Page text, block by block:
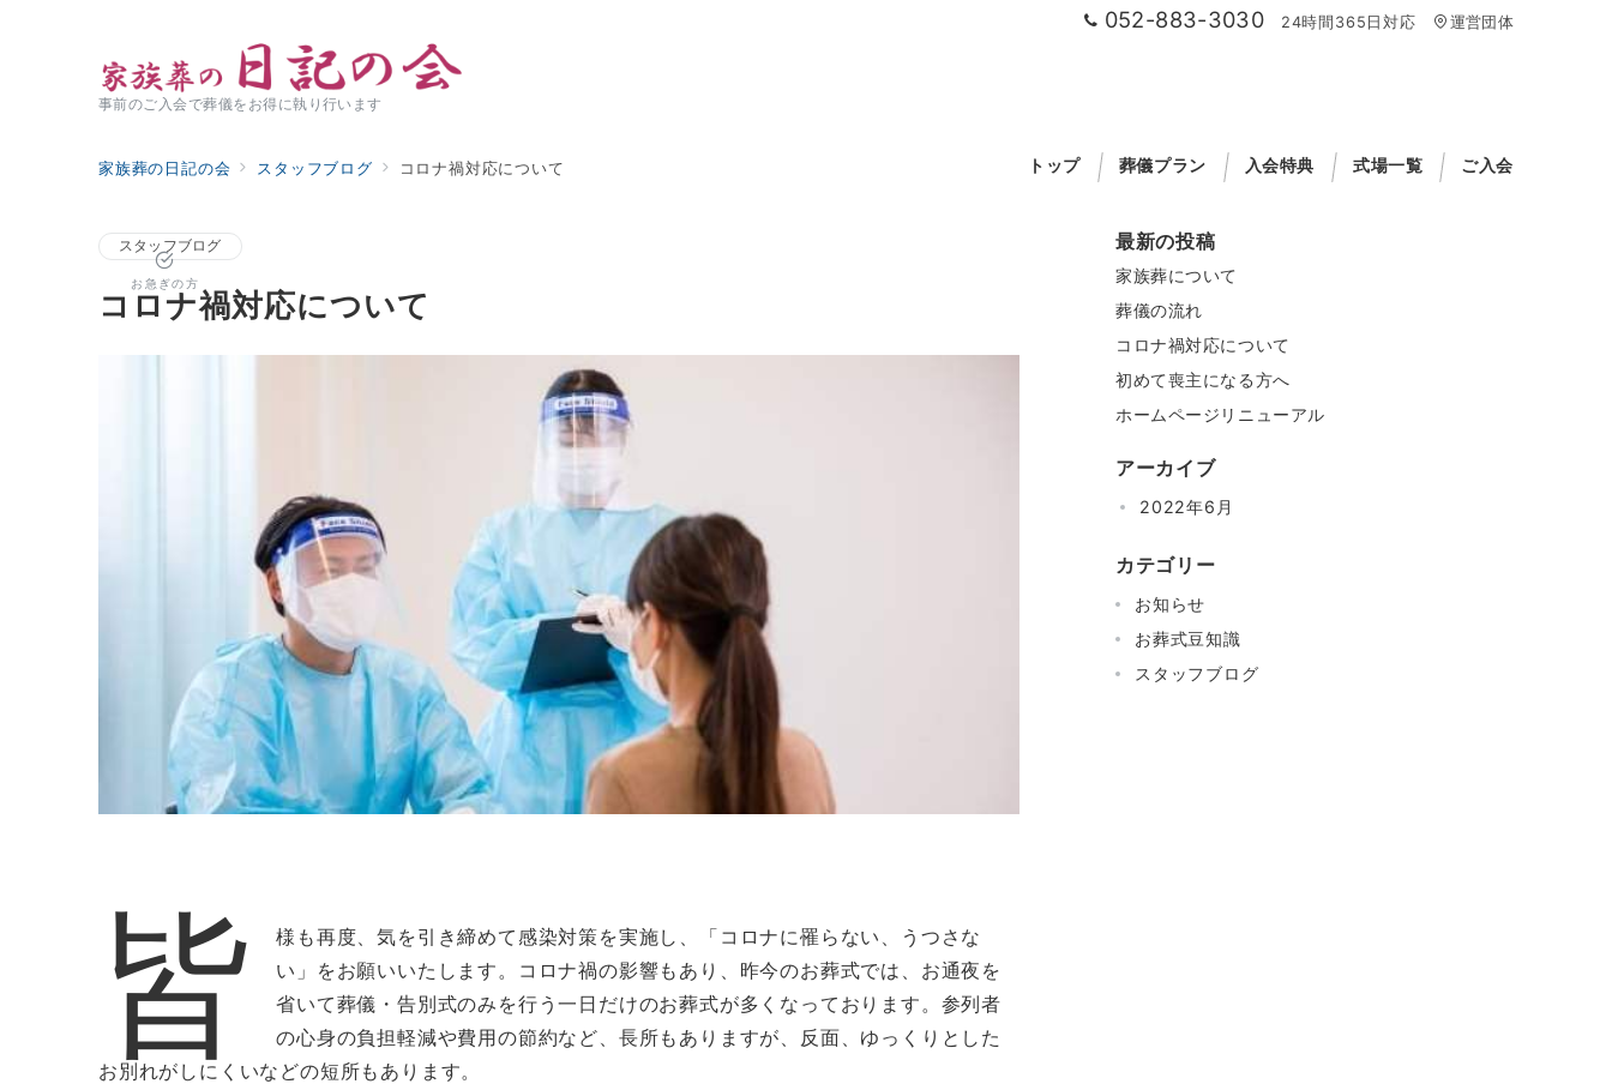
052-883-3030 24時間365日対応 運営団体
事前のご入会で葬儀をお得に執り行います
トップ 葬儀プラン 入会特典 式場一覧 ご入会
お急ぎの方
家族葬の日記の会 スタッフブログ コロナ禍対応について
スタッフブログ
コロナ禍対応について
皆
様も再度、気を引き締めて感染対策を実施し、「コロナに罹らない、うつさな
い」をお願いいたします。コロナ禍の影響もあり、昨今のお葬式では、お通夜を
省いて葬儀・告別式のみを行う一日だけのお葬式が多くなっております。参列者
の心身の負担軽減や費用の節約など、長所もありますが、反面、ゆっくりとした
お別れがしにくいなどの短所もあります。
最新の投稿
家族葬について
葬儀の流れ
コロナ禍対応について
初めて喪主になる方へ
ホームページリニューアル
アーカイブ
2022年6月
カテゴリー
お知らせ
お葬式豆知識
スタッフブログ